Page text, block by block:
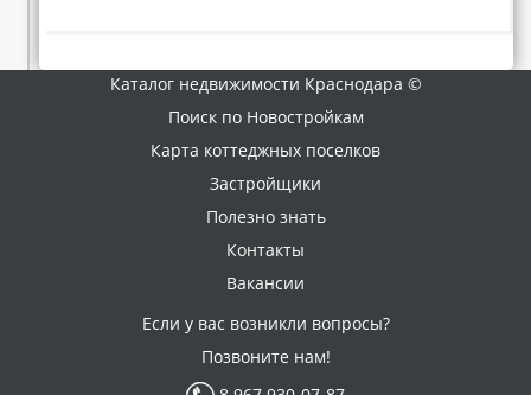
Каталог недвижимости Краснодара ©
Поиск по Новостройкам
Карта коттеджных поселков
Застройщики
Полезно знать
Контакты
Вакансии
Если у вас возникли вопросы?
Позвоните нам!